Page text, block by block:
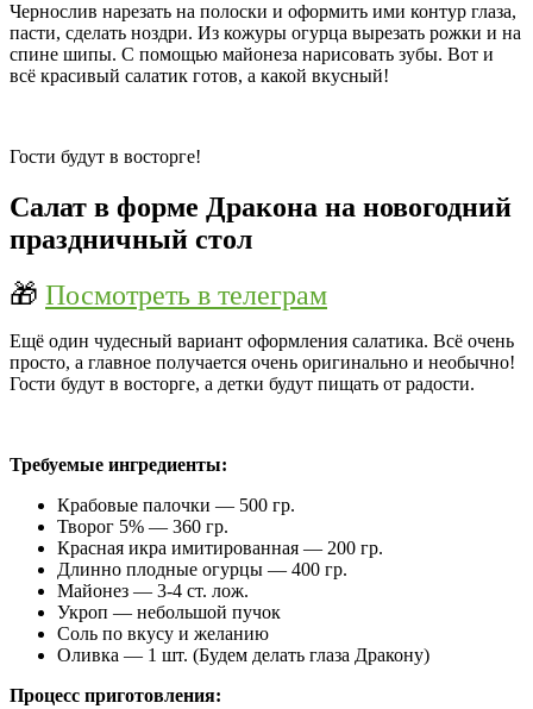
Чернослив нарезать на полоски и оформить ими контур глаза,
пасти, сделать ноздри. Из кожуры огурца вырезать рожки и на
спине шипы. С помощью майонеза нарисовать зубы. Вот и
всё красивый салатик готов, а какой вкусный!
Гости будут в восторге!
Салат в форме Дракона на новогодний
праздничный стол
🎁 Посмотреть в телеграм
Ещё один чудесный вариант оформления салатика. Всё очень
просто, а главное получается очень оригинально и необычно!
Гости будут в восторге, а детки будут пищать от радости.
Требуемые ингредиенты:
Крабовые палочки — 500 гр.
Творог 5% — 360 гр.
Красная икра имитированная — 200 гр.
Длинно плодные огурцы — 400 гр.
Майонез — 3-4 ст. лож.
Укроп — небольшой пучок
Соль по вкусу и желанию
Оливка — 1 шт. (Будем делать глаза Дракону)
Процесс приготовления: